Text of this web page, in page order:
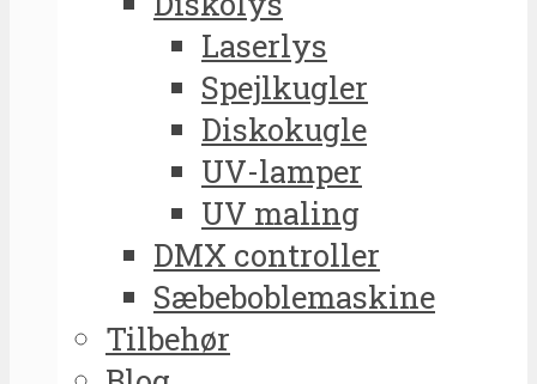
Laserlys
Spejlkugler
Diskokugle
UV-lamper
UV maling
DMX controller
Sæbeboblemaskine
Tilbehør